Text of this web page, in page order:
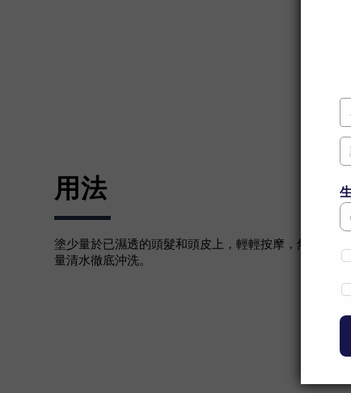
用法
塗少量於已濕透的頭髮和頭皮上，輕輕按摩，然後用清
量清水徹底沖洗。